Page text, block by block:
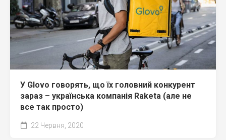
У Glovo говорять, що їх головний конкурент
зараз – українська компанія Raketa (але не
все так просто)
22 Червня, 2020